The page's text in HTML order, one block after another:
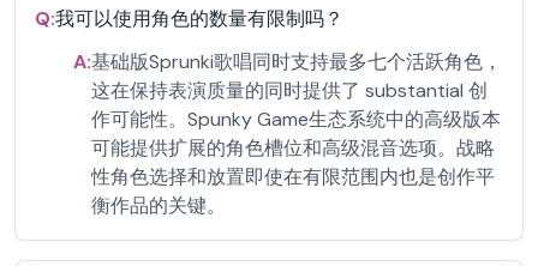
Q:我可以使用角色的数量有限制吗？
A:基础版Sprunki歌唱同时支持最多七个活跃角色，
这在保持表演质量的同时提供了 substantial 创
作可能性。Spunky Game生态系统中的高级版本
可能提供扩展的角色槽位和高级混音选项。战略
性角色选择和放置即使在有限范围内也是创作平
衡作品的关键。